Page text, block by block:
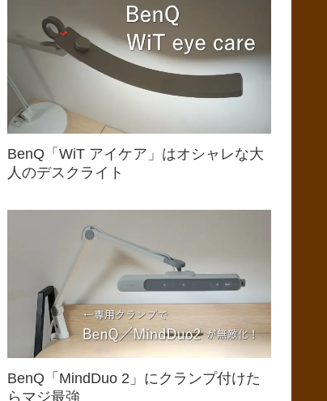
BenQ「WiT アイケア」はオシャレな大
人のデスクライト
BenQ「MindDuo 2」にクランプ付けた
らマジ最強